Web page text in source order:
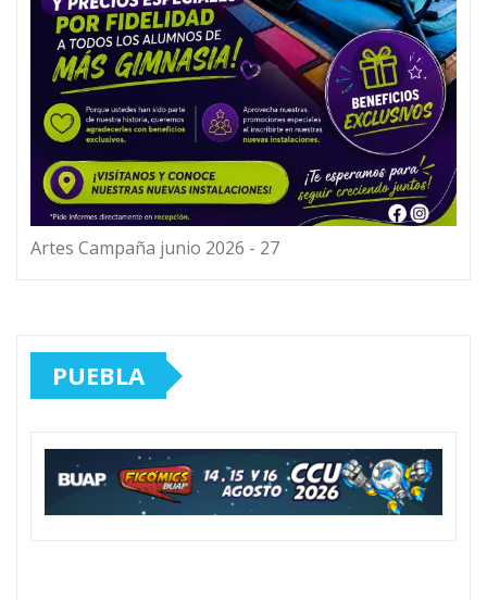
Artes Campaña junio 2026 - 27
PUEBLA